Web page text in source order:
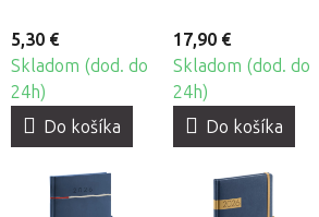
5,30 €
Skladom (dod. do
24h)
Do košíka
17,90 €
Skladom (dod. do
24h)
Do košíka